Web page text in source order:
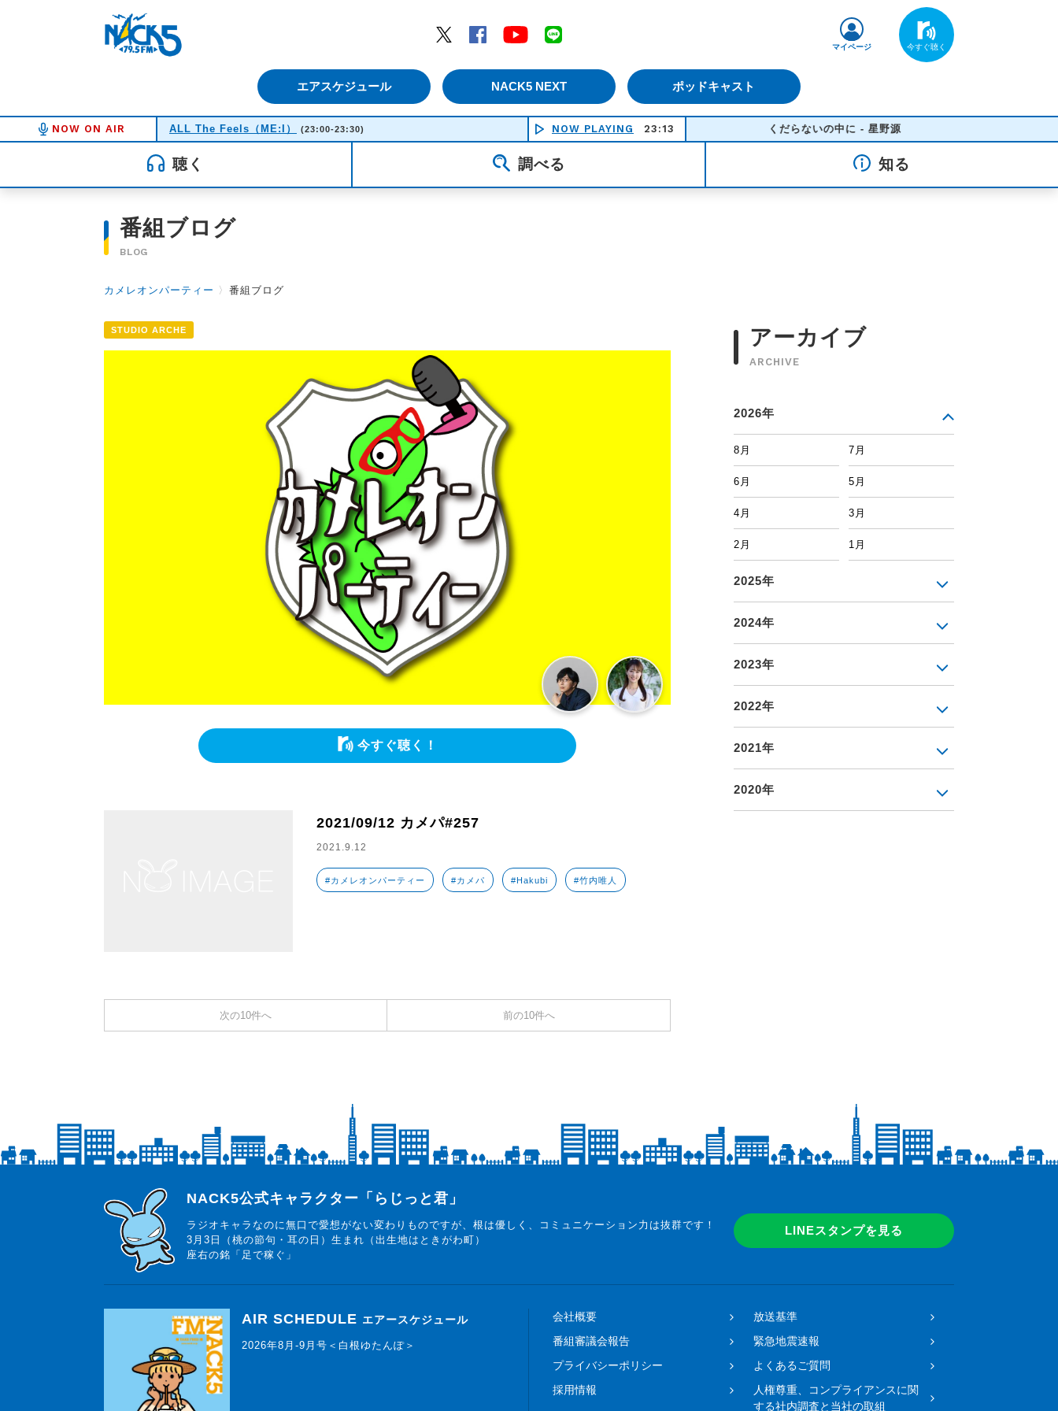
Twitter
Facebook YouTube
エアスケジュール NACK5 NEXT ポッドキャスト
マイページ
NOW ON AIR ALL The Feels（ME:I） (23:00-23:30) NOW PLAYING 23:13 くだらないの中に - 星野源
聴く 調べる 知る
番組ブログ
BLOG
カメレオンパーティー 〉 番組ブログ
STUDIO ARCHE
今すぐ聴く！
2021/09/12 カメパ#257
2021.9.12
#カメレオンパーティー #カメパ #Hakubi #竹内唯人
次の10件へ 前の10件へ
アーカイブ
ARCHIVE
2026年
8月 7月
6月 5月
4月 3月
2月 1月
2025年
2024年
2023年
2022年
2021年
2020年
らじっと君
NACK5公式キャラクター「らじっと君」
ラジオキャラなのに無口で愛想がない変わりものですが、根は優しく、コミュニケーション力は抜群です！
3月3日（桃の節句・耳の日）生まれ（出生地はときがわ町）
座右の銘「足で稼ぐ」
LINEスタンプを見る
AIR SCHEDULE エアースケジュール
2026年8月-9月号＜白根ゆたんぽ＞
会社概要
放送基準
番組審議会報告
緊急地震速報
プライバシーポリシー
よくあるご質問
採用情報
人権尊重、コンプライアンスに関
する社内調査と当社の取組